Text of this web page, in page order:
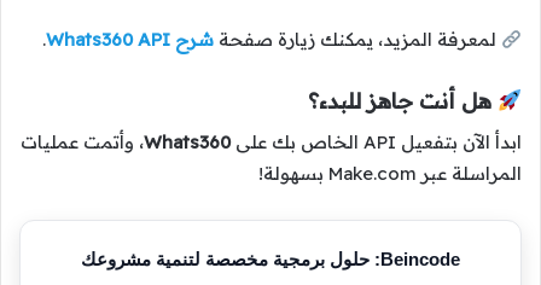
لمعرفة المزيد، يمكنك زيارة صفحةشرح Whats360 API .
هل أنت جاهز للبدء؟
ابدأ الآن بتفعيل API الخاص بك على Whats360، وأتمت عمليات
المراسلة عبر Make.com بسهولة!
Beincode: حلول برمجية مخصصة لتنمية مشروعك